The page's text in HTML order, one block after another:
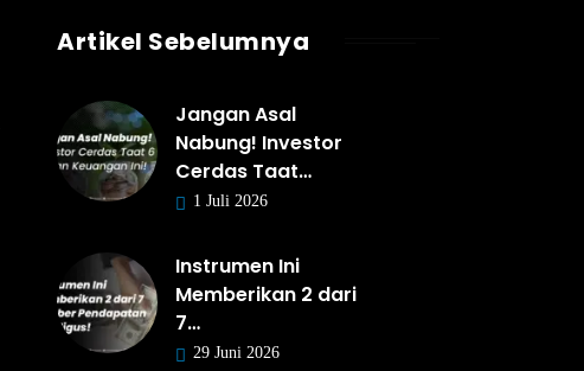
Artikel Sebelumnya
Jangan Asal
Nabung! Investor
Cerdas Taat…
1 Juli 2026
Instrumen Ini
Memberikan 2 dari
7…
29 Juni 2026